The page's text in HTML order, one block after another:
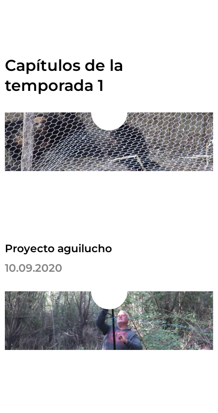
Capítulos de la
temporada 1
Proyecto aguilucho
10.09.2020